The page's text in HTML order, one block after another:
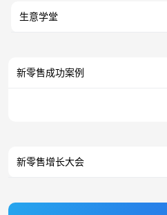
生意学堂
新零售成功案例
新零售增长大会